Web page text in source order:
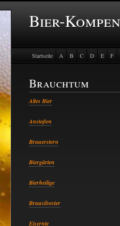
Bier-
Startseite A B C D E
F
Brauchtum
Altes Bier
Anstoßen
Brauerstern
Biergärten
Bierheilige
Brausilvester
Eisernte